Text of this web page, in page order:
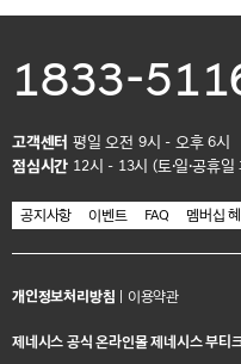
1833-
고객센터 평일 오전 9시 - 오후 6시
점심시간 12시 - 13시 (토·일·공휴일
공지사항 이벤트 FAQ 멤버십
개인정보처리방침 이용약관
제네시스 공식 온라인몰 제네시스 부티